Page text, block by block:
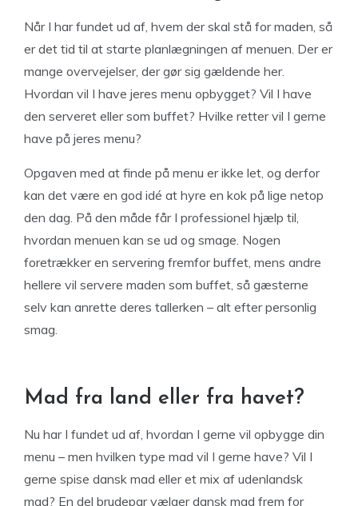
Når I har fundet ud af, hvem der skal stå for maden, så
er det tid til at starte planlægningen af menuen. Der er
mange overvejelser, der gør sig gældende her.
Hvordan vil I have jeres menu opbygget? Vil I have
den serveret eller som buffet? Hvilke retter vil I gerne
have på jeres menu?
Opgaven med at finde på menu er ikke let, og derfor
kan det være en god idé at hyre en kok på lige netop
den dag. På den måde får I professionel hjælp til,
hvordan menuen kan se ud og smage. Nogen
foretrækker en servering fremfor buffet, mens andre
hellere vil servere maden som buffet, så gæsterne
selv kan anrette deres tallerken – alt efter personlig
smag.
Mad fra land eller fra havet?
Nu har I fundet ud af, hvordan I gerne vil opbygge din
menu – men hvilken type mad vil I gerne have? Vil I
gerne spise dansk mad eller et mix af udenlandsk
mad? En del brudepar vælger dansk mad frem for